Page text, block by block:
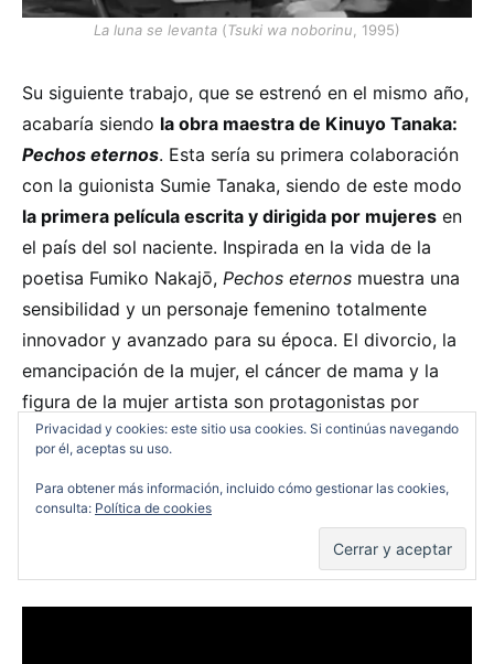
La luna se levanta (Tsuki wa noborinu , 1995)
Su siguiente trabajo, que se estrenó en el mismo año,
acabaría siendo la obra maestra de Kinuyo Tanaka:
Pechos eternos. Esta sería su primera colaboración
con la guionista Sumie Tanaka, siendo de este modo
la primera película escrita y dirigida por mujeres en
el país del sol naciente. Inspirada en la vida de la
poetisa Fumiko Nakajō, Pechos eternos muestra una
sensibilidad y un personaje femenino totalmente
innovador y avanzado para su época. El divorcio, la
emancipación de la mujer, el cáncer de mama y la
figura de la mujer artista son protagonistas por
primera vez en una obra única que, siendo
injustamente olvidada, merece un alto
reconocimiento no solo por estar adelantada a era,
sino por la belleza con la que muestra sus imágenes
y la maestría con la que está escrita y dirigida.
Privacidad y cookies: este sitio usa cookies. Si continúas navegando
por él, aceptas su uso.
Para obtener más información, incluido cómo gestionar las cookies,
consulta: Política de cookies